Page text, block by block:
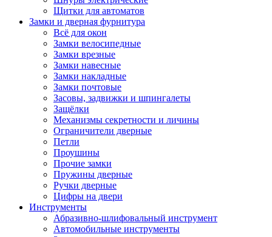
Щитки для автоматов
Замки и дверная фурнитура
Всё для окон
Замки велосипедные
Замки врезные
Замки навесные
Замки накладные
Замки почтовые
Засовы, задвижки и шпингалеты
Защёлки
Механизмы секретности и личины
Ограничители дверные
Петли
Проушины
Прочие замки
Пружины дверные
Ручки дверные
Цифры на двери
Инструменты
Абразивно-шлифовальный инструмент
Автомобильные инструменты